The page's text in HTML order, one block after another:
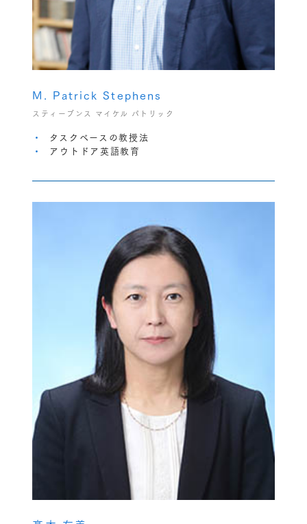
M. Patrick Stephens
スティーブンス マイケル パトリック
タスクベースの教授法
アウトドア英語教育